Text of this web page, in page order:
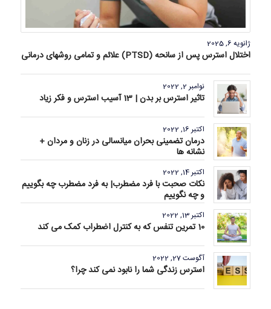
ژانویه 6, 2025
اختلال استرس پس از سانحه (PTSD) علائم و تمامی روشهای درمانی
نوامبر 2, 2022
تاثیر استرس بر بدن | 13 آسیب استرس و فکر زیاد
اکتبر 16, 2022
درمان تضمینی بحران میانسالی در زنان و مردان +
نشانه ها
اکتبر 14, 2022
نکات صحبت با فرد مضطرب| به فرد مضطرب چه بگوییم
و چه نگوییم
اکتبر 13, 2022
10 تمرین تنفس که به کنترل اضطراب کمک می کند
آگوست 27, 2022
استرس زندگی شما را نابود نمی کند چرا؟